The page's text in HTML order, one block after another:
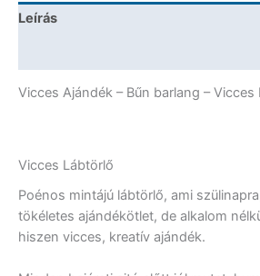
Ajándék
Leírás
Vicces Ajándék – Bűn barlang – Vicces
Vicces Lábtörlő
Poénos mintájú lábtörlő, ami
tökéletes ajándékötlet, de alkalom
hiszen vicces, kreatív ajándék.